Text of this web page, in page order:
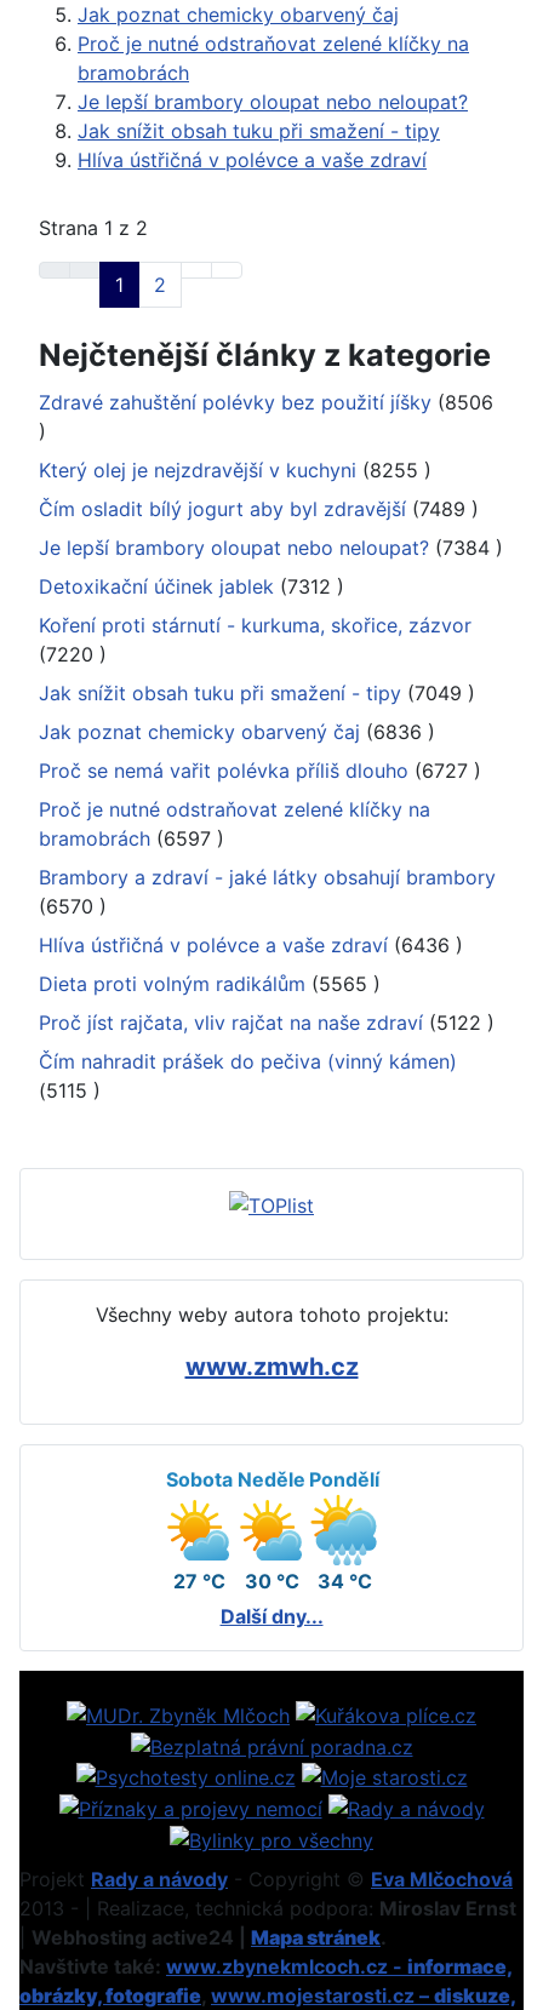
Jak poznat chemicky obarvený čaj
Proč je nutné odstraňovat zelené klíčky na
bramobrách
Je lepší brambory oloupat nebo neloupat?
Jak snížit obsah tuku při smažení - tipy
Hlíva ústřičná v polévce a vaše zdraví
Strana 1 z 2
1 2
Nejčtenější články z kategorie
Zdravé zahuštění polévky bez použití jíšky (8506
)
Který olej je nejzdravější v kuchyni (8255 )
Čím osladit bílý jogurt aby byl zdravější (7489 )
Je lepší brambory oloupat nebo neloupat? (7384 )
Detoxikační účinek jablek (7312 )
Koření proti stárnutí - kurkuma, skořice, zázvor
(7220 )
Jak snížit obsah tuku při smažení - tipy (7049 )
Jak poznat chemicky obarvený čaj (6836 )
Proč se nemá vařit polévka příliš dlouho (6727 )
Proč je nutné odstraňovat zelené klíčky na
bramobrách (6597 )
Brambory a zdraví - jaké látky obsahují brambory
(6570 )
Hlíva ústřičná v polévce a vaše zdraví (6436 )
Dieta proti volným radikálům (5565 )
Proč jíst rajčata, vliv rajčat na naše zdraví (5122 )
Čím nahradit prášek do pečiva (vinný kámen)
(5115 )
Všechny weby autora tohoto projektu:
www.zmwh.cz
Sobota
27 °C
Neděle
30 °C
Pondělí
34 °C
Další dny...
Projekt Rady a návody - Copyright © Eva Mlčochová
2013 - | Realizace, technická podpora: Miroslav Ernst
Webhosting active24 | Mapa stránek.
Navštivte také: www.zbynekmlcoch.cz - informace,
obrázky, fotografie, www.mojestarosti.cz – diskuze,